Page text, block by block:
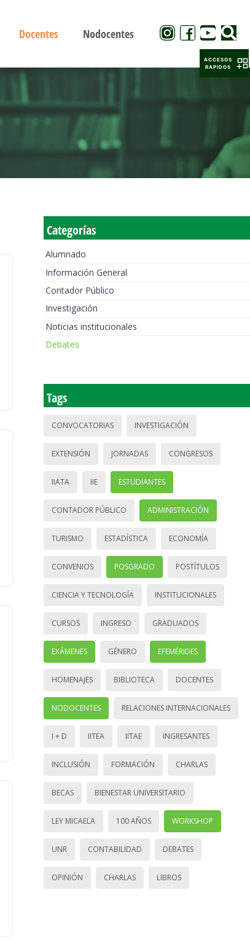
Docentes Nodocentes
Categorías
Alumnado
Información General
Contador Público
Investigación
Noticias institucionales
Debates
Tags
CONVOCATORIAS INVESTIGACIÓN
EXTENSIÓN JORNADAS CONGRESOS
IIATA IIE ESTUDIANTES
CONTADOR PÚBLICO ADMINISTRACIÓN
TURISMO ESTADÍSTICA ECONOMÍA
CONVENIOS POSGRADO POSTÍTULOS
CIENCIA Y TECNOLOGÍA INSTITUCIONALES
CURSOS INGRESO GRADUADOS
EXÁMENES GÉNERO EFEMÉRIDES
HOMENAJES BIBLIOTECA DOCENTES
NODOCENTES RELACIONES INTERNACIONALES
I + D IITEA IITAE INGRESANTES
INCLUSIÓN FORMACIÓN CHARLAS
BECAS BIENESTAR UNIVERSITARIO
LEY MICAELA 100 AÑOS WORKSHOP
UNR CONTABILIDAD DEBATES
OPINIÓN CHARLAS LIBROS
ACCESOS
RAPIDOS